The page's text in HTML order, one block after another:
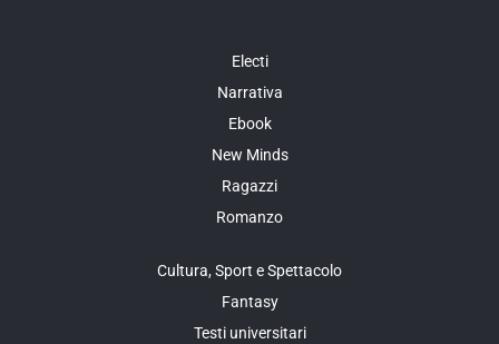
Electi
Narrativa
Ebook
New Minds
Ragazzi
Romanzo
Cultura, Sport e Spettacolo
Fantasy
Testi universitari